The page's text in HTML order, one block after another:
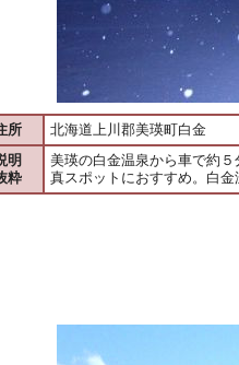
所
北海道上川郡美瑛町白金
明
粋
美瑛の白金温泉から車で約
真スポットにおすすめ。白金